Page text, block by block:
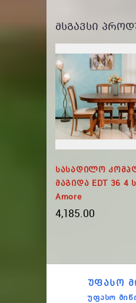
ᲛᲡᲒᲐᲕᲡᲘ
Სასადილო
Მაგიდა EDT 36 4
Amore
4,185.00
ᲣᲤᲐᲡᲝ
უფასო